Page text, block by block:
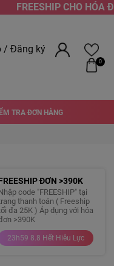
FREESHIP CHO HÓA
/ Đăng ký
0
TRA ĐƠN HÀNG
ĐƠN >390K
code "FREESHIP" tại
thanh toán ( Freeship
đa 25K ) Áp dụng với hóa
>390K
23h59 8.8 Hết Hiêu Lực